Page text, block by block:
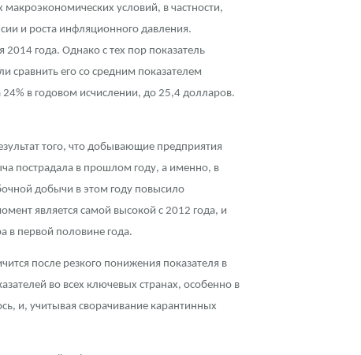
условий, в частности,
и роста инфляционного давления.
года. Однако с тех пор показатель
сравнить его со средним показателем
24% в годовом исчислении, до 25,4 долларов.
того, что добывающие предприятия
пострадала в прошлом году, а именно, в
добычи в этом году повысило
является самой высокой с 2012 года, и
в первой половине года.
после резкого понижения показателя в
во всех ключевых странах, особенно в
и, учитывая сворачивание карантинных